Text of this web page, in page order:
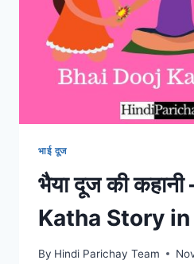
मैया
जय
लक्ष्मी
भाई दूज
भैया दूज की
Katha Story
By Hindi Parichay Team